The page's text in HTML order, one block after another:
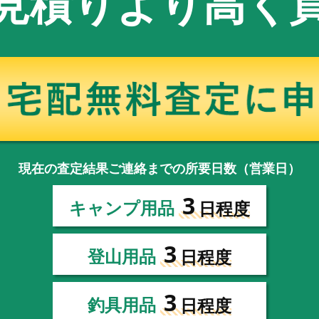
現在の査定結果ご連絡までの所要日数（営業日）
キャンプ用品 3日程度
登山用品 3日程度
釣具用品 3日程度